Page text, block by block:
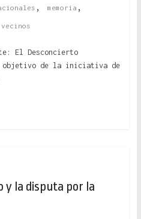
, memoria ,
vecinos
El Desconcierto
objetivo de la iniciativa de
y la disputa por la